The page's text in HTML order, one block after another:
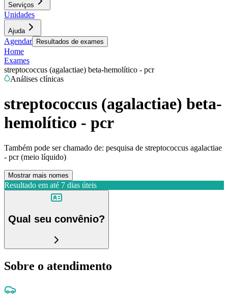
Serviços
Unidades
Ajuda
Agendar Resultados de exames
Home
Exames
streptococcus (agalactiae) beta-hemolítico - pcr
Análises clínicas
streptococcus (agalactiae) beta-
hemolítico - pcr
Também pode ser chamado de: pesquisa de streptococcus agalactiae
- pcr (meio líquido)
Mostrar mais nomes
Resultado em até 7 dias úteis
Qual seu convênio?
Sobre o atendimento